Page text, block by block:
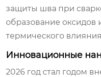
защиты шва при
образование
термического
Инновационные
2026 год стал годом